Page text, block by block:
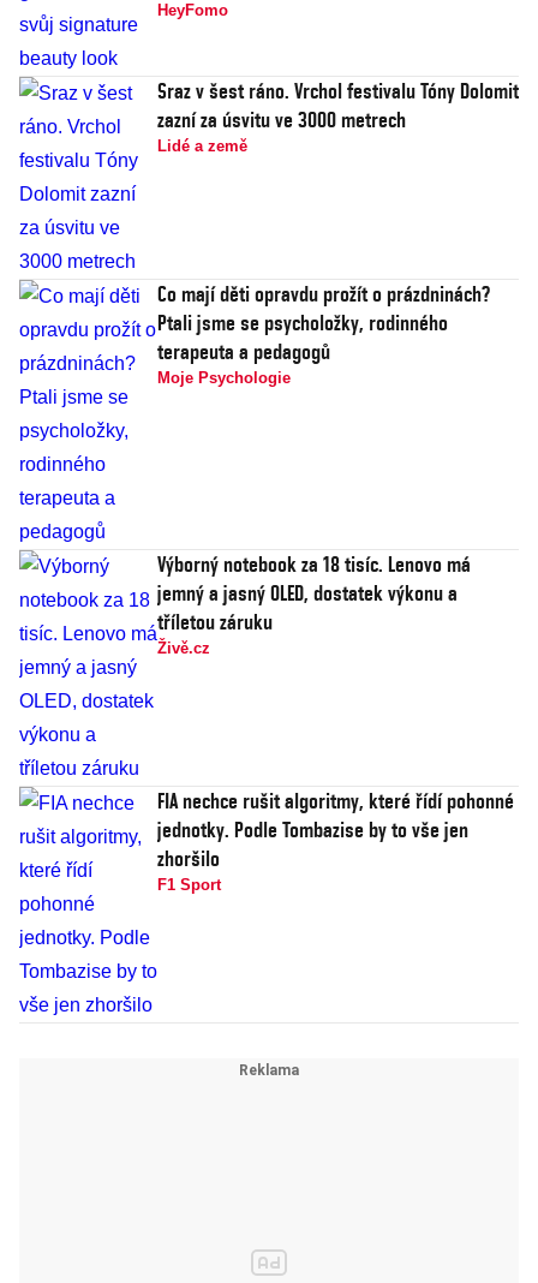
HeyFomo
Sraz v šest ráno. Vrchol festivalu Tóny Dolomit
zazní za úsvitu ve 3000 metrech
Lidé a země
Co mají děti opravdu prožít o prázdninách?
Ptali jsme se psycholožky, rodinného
terapeuta a pedagogů
Moje Psychologie
Výborný notebook za 18 tisíc. Lenovo má
jemný a jasný OLED, dostatek výkonu a
tříletou záruku
Živě.cz
FIA nechce rušit algoritmy, které řídí pohonné
jednotky. Podle Tombazise by to vše jen
zhoršilo
F1 Sport